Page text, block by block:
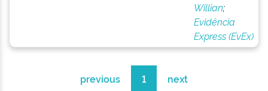
Willian;
Evidência
Express (EvEx)
previous 1 next